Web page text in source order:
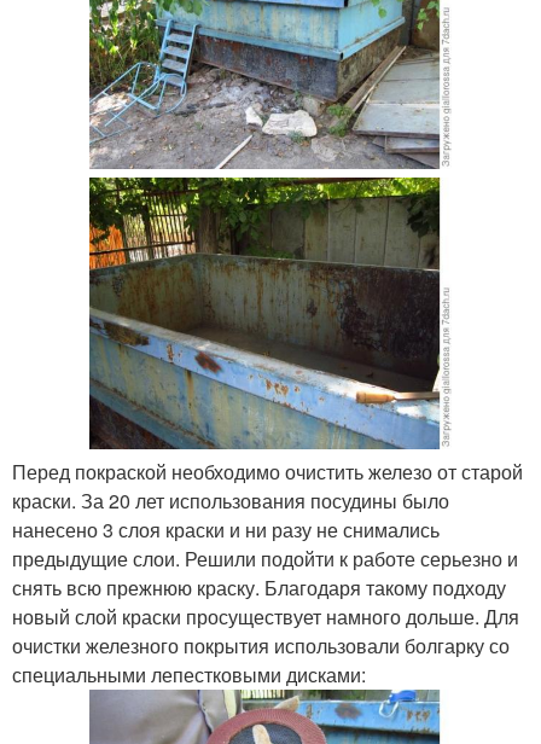
Перед покраской необходимо очистить железо от старой
краски. За 20 лет использования посудины было
нанесено 3 слоя краски и ни разу не снимались
предыдущие слои. Решили подойти к работе серьезно и
снять всю прежнюю краску. Благодаря такому подходу
новый слой краски просуществует намного дольше. Для
очистки железного покрытия использовали болгарку со
специальными лепестковыми дисками: